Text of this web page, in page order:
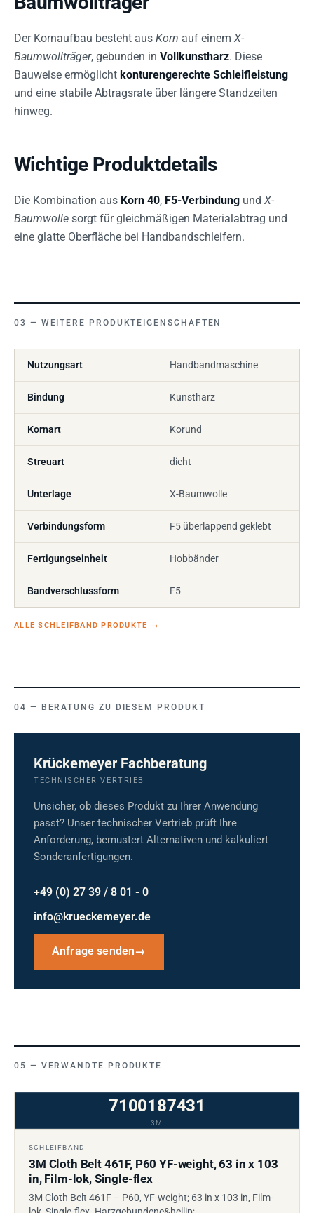
Der Kornaufbau besteht aus Korn auf einem X-
Baumwollträger, gebunden in Vollkunstharz. Diese
Bauweise ermöglicht konturengerechte Schleifleistung
und eine stabile Abtragsrate über längere Standzeiten
hinweg.
Wichtige Produktdetails
Die Kombination aus Korn 40, F5-Verbindung und X-
Baumwolle sorgt für gleichmäßigen Materialabtrag und
eine glatte Oberfläche bei Handbandschleifern.
WEITERE PRODUKTEIGENSCHAFTEN
Nutzungsart Handbandmaschine
Bindung Kunstharz
Kornart Korund
Streuart dicht
Unterlage X-Baumwolle
Verbindungsform F5 überlappend geklebt
Fertigungseinheit Hobbänder
Bandverschlussform F5
ALLE SCHLEIFBAND PRODUKTE →
BERATUNG ZU DIESEM PRODUKT
Krückemeyer Fachberatung
TECHNISCHER VERTRIEB
Unsicher, ob dieses Produkt zu Ihrer Anwendung
passt? Unser technischer Vertrieb prüft Ihre
Anforderung, bemustert Alternativen und kalkuliert
Sonderanfertigungen.
+49 (0) 27 39 / 8 01 - 0
info@krueckemeyer.de
Anfrage senden→
VERWANDTE PRODUKTE
7100187431
3M
SCHLEIFBAND
3M Cloth Belt 461F, P60 YF-weight, 63 in x 103
in, Film-lok, Single-flex
3M Cloth Belt 461F – P60, YF-weight; 63 in x 103 in, Film-